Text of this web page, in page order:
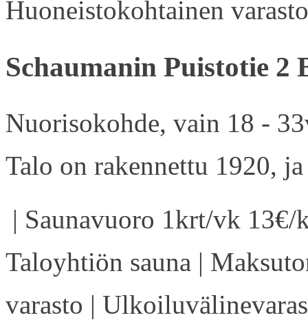
Huoneistokohtainen
Schaumanin Puistotie 2
Nuorisokohde, vain 18 -
Talo on rakennettu 1920,
| Saunavuoro 1krt/vk
Taloyhtiön sauna |
varasto |